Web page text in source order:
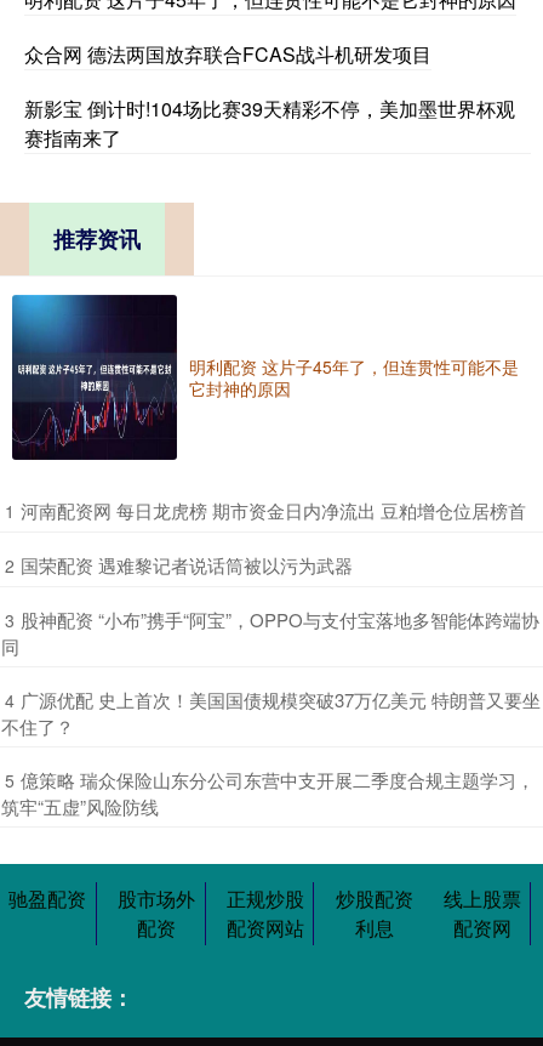
众合网 德法两国放弃联合FCAS战斗机研发项目
新影宝 倒计时!104场比赛39天精彩不停，美加墨世界杯观
赛指南来了
推荐资讯
明利配资 这片子45年了，但连贯性可能不是
它封神的原因
1 ​河南配资网 每日龙虎榜 期市资金日内净流出 豆粕增仓位居榜首
2 ​国荣配资 遇难黎记者说话筒被以污为武器
3 ​股神配资 “小布”携手“阿宝”，OPPO与支付宝落地多智能体跨端协
同
4 ​广源优配 史上首次！美国国债规模突破37万亿美元 特朗普又要坐
不住了？
5 ​億策略 瑞众保险山东分公司东营中支开展二季度合规主题学习，
筑牢“五虚”风险防线
驰盈配资
股市场外
配资
正规炒股
配资网站
炒股配资
利息
线上股票
配资网
友情链接：